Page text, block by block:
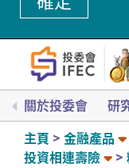
關於投委會 研
主頁 金融產品
投資相連壽險